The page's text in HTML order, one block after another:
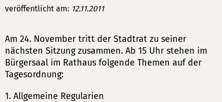
veröffentlicht am: 12.11.2011
Am 24. November tritt der Stadtrat zu seiner
nächsten Sitzung zusammen. Ab 15 Uhr stehen im
Bürgersaal im Rathaus folgende Themen auf der
Tagesordnung:
1. Allgemeine Regularien